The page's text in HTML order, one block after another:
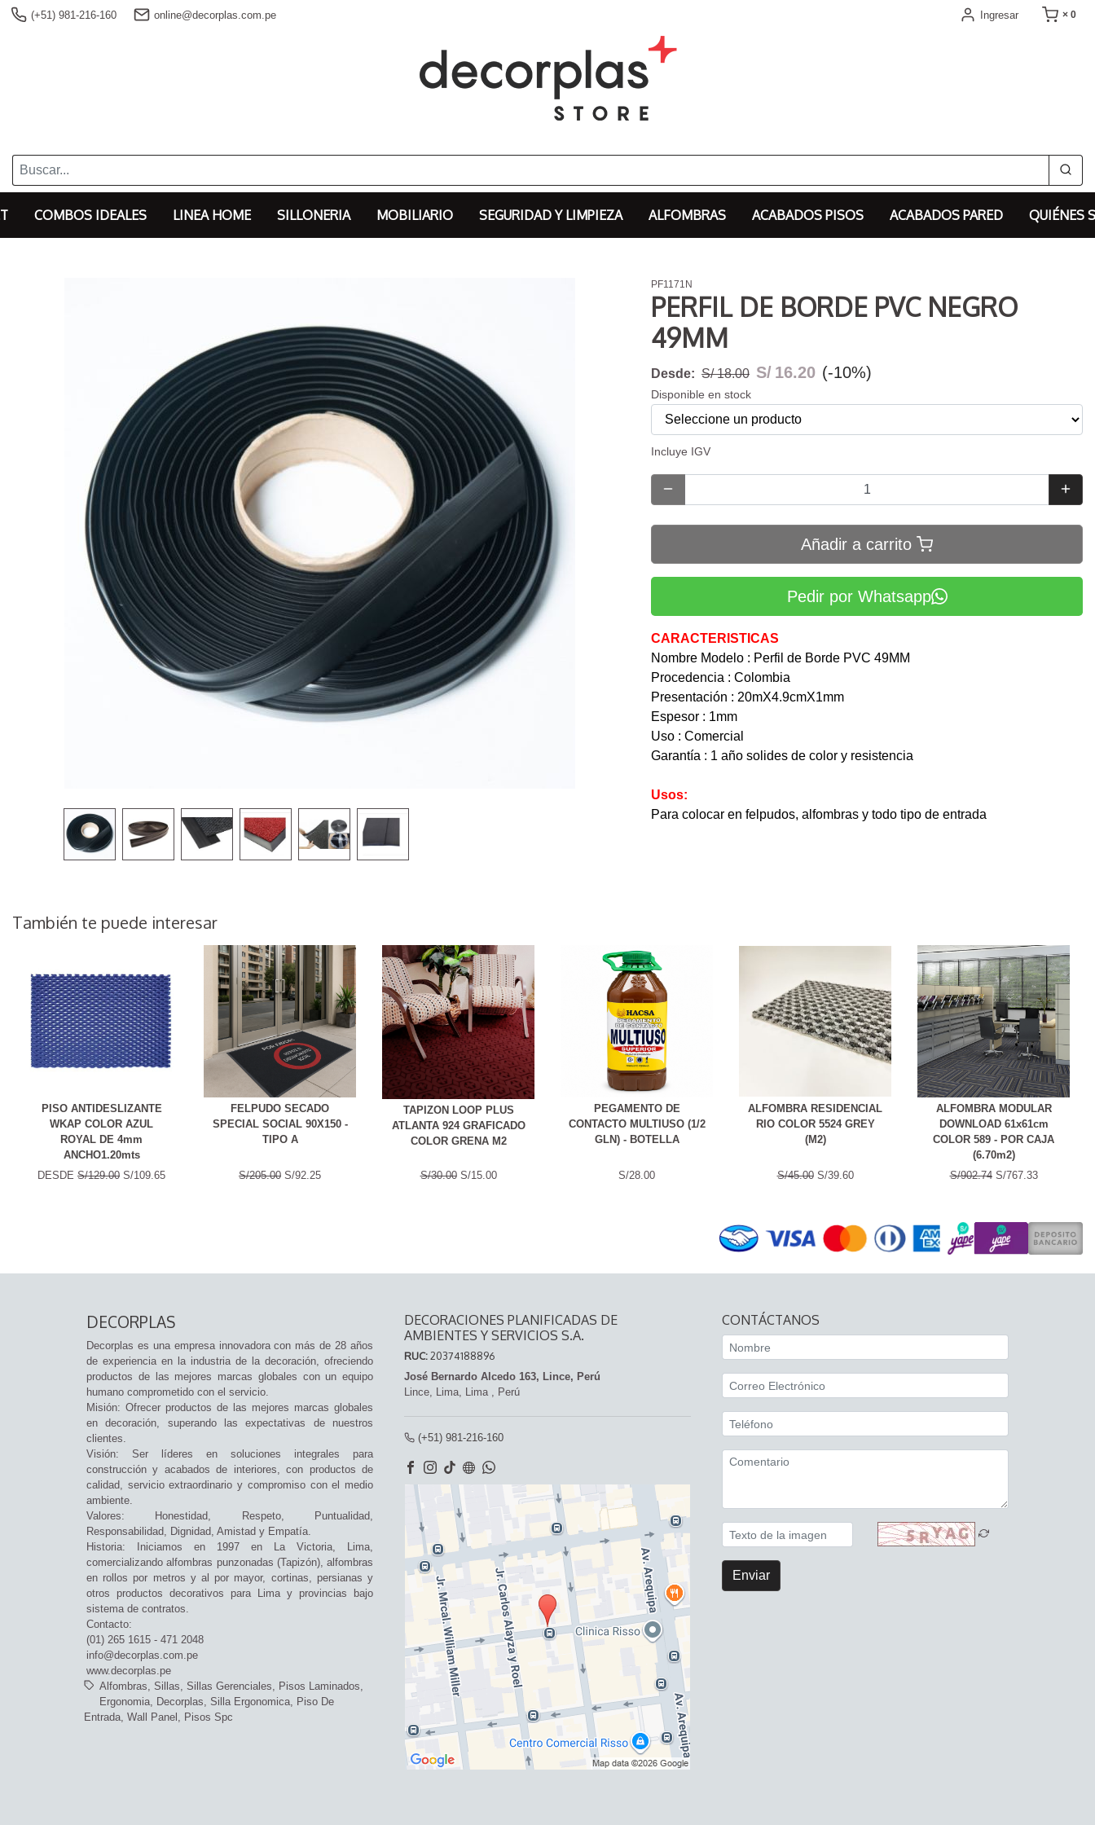
(+51) 981-216-160 online@decorplas.com.pe Ingresar × 0
COMBOS IDEALES LINEA HOME SILLONERIA MOBILIARIO SEGURIDAD Y LIMPIEZA ALFOMBRAS ACABADOS PISOS ACABADOS PARED QUIÉNES
PF1171N
PERFIL DE BORDE PVC NEGRO
49MM
Desde: S/ 18.00 S/ 16.20 (-10%)
Disponible en stock
Incluye IGV
Añadir a carrito
Pedir por Whatsapp
CARACTERISTICAS
Nombre Modelo : Perfil de Borde PVC 49MM
Procedencia : Colombia
Presentación : 20mX4.9cmX1mm
Espesor : 1mm
Uso : Comercial
Garantía : 1 año solides de color y resistencia
Usos:
Para colocar en felpudos, alfombras y todo tipo de entrada
También te puede interesar
PISO ANTIDESLIZANTE
WKAP COLOR AZUL
ROYAL DE 4mm
ANCHO1.20mts
DESDE S/129.00 S/109.65
FELPUDO SECADO
SPECIAL SOCIAL 90X150 -
TIPO A
S/205.00 S/92.25
TAPIZON LOOP PLUS
ATLANTA 924 GRAFICADO
COLOR GRENA M2
S/30.00S/15.00
PEGAMENTO DE
CONTACTO MULTIUSO (1/2
GLN) - BOTELLA
S/28.00
ALFOMBRA RESIDENCIAL
RIO COLOR 5524 GREY
(M2)
S/45.00S/39.60
ALFOMBRA MODULAR
DOWNLOAD 61x61cm
COLOR 589 - POR CAJA
(6.70m2)
S/902.74S/767.33
DECORPLAS
Decorplas es una empresa innovadora con más de 28 años
de experiencia en la industria de la decoración, ofreciendo
productos de las mejores marcas globales con un equipo
humano comprometido con el servicio.
Misión: Ofrecer productos de las mejores marcas globales
en decoración, superando las expectativas de nuestros
clientes.
Visión: Ser líderes en soluciones integrales para
construcción y acabados de interiores, con productos de
calidad, servicio extraordinario y compromiso con el medio
ambiente.
Valores: Honestidad, Respeto, Puntualidad,
Responsabilidad, Dignidad, Amistad y Empatía.
Historia: Iniciamos en 1997 en La Victoria, Lima,
comercializando alfombras punzonadas (Tapizón), alfombras
en rollos por metros y al por mayor, cortinas, persianas y
otros productos decorativos para Lima y provincias bajo
sistema de contratos.
Contacto:
(01) 265 1615 - 471 2048
info@decorplas.com.pe
www.decorplas.pe
Alfombras
Sillas Sillas Gerenciales
Pisos Laminados
Ergonomia
Decorplas Silla Ergonomica
Piso De
Entrada Wall Panel Pisos Spc
DECORACIONES PLANIFICADAS DE
AMBIENTES Y SERVICIOS S.A.
RUC:20374188896
José Bernardo Alcedo 163, Lince, Perú
Lince, Lima, Lima , Perú
(+51) 981-216-160
CONTÁCTANOS
Enviar